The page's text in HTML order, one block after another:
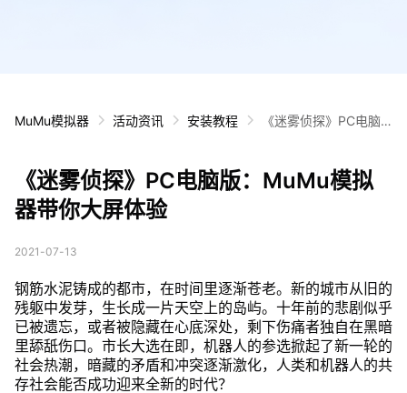
MuMu模拟器 活动资讯 安装教程
《迷雾侦探》PC电脑
《迷雾侦探》PC电脑版：MuMu模拟
器带你大屏体验
2021-07-13
钢筋水泥铸成的都市，在时间里逐渐苍老。新的城市从旧的
残躯中发芽，生长成一片天空上的岛屿。十年前的悲剧似乎
已被遗忘，或者被隐藏在心底深处，剩下伤痛者独自在黑暗
里舔舐伤口。市长大选在即，机器人的参选掀起了新一轮的
社会热潮，暗藏的矛盾和冲突逐渐激化，人类和机器人的共
存社会能否成功迎来全新的时代？